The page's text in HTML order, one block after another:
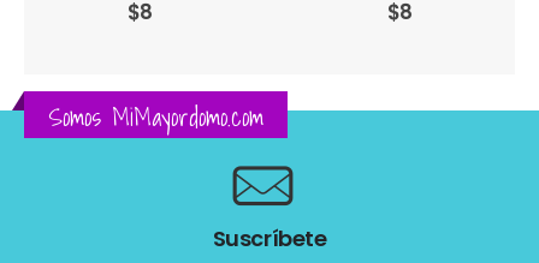
$8 $8
Somos MiMayordomo.com
Suscríbete